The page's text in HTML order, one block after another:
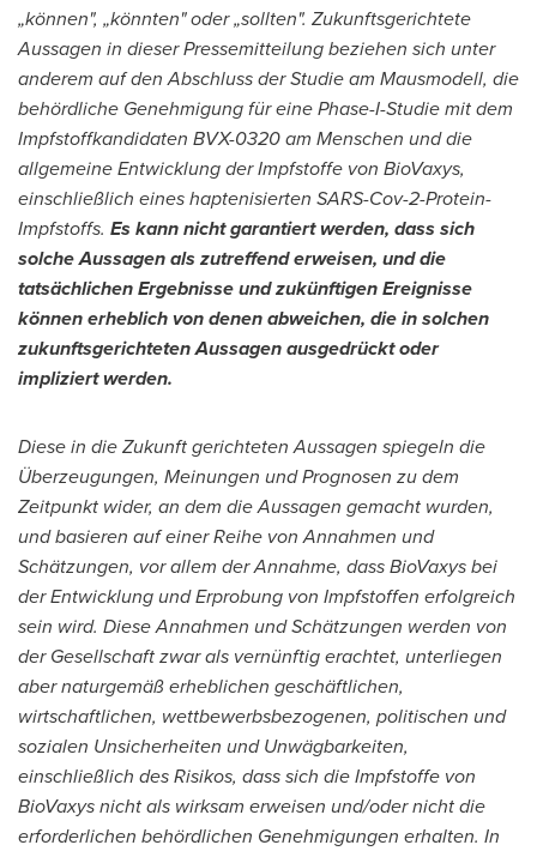
„können", „könnten" oder „sollten". Zukunftsgerichtete
Aussagen in dieser Pressemitteilung beziehen sich unter
anderem auf den Abschluss der Studie am Mausmodell, die
behördliche Genehmigung für eine Phase-I-Studie mit dem
Impfstoffkandidaten BVX-0320 am Menschen und die
allgemeine Entwicklung der Impfstoffe von BioVaxys,
einschließlich eines haptenisierten SARS-Cov-2-Protein-
Impfstoffs. Es kann nicht garantiert werden, dass sich
solche Aussagen als zutreffend erweisen, und die
tatsächlichen Ergebnisse und zukünftigen Ereignisse
können erheblich von denen abweichen, die in solchen
zukunftsgerichteten Aussagen ausgedrückt oder
impliziert werden.
Diese in die Zukunft gerichteten Aussagen spiegeln die
Überzeugungen, Meinungen und Prognosen zu dem
Zeitpunkt wider, an dem die Aussagen gemacht wurden,
und basieren auf einer Reihe von Annahmen und
Schätzungen, vor allem der Annahme, dass BioVaxys bei
der Entwicklung und Erprobung von Impfstoffen erfolgreich
sein wird. Diese Annahmen und Schätzungen werden von
der Gesellschaft zwar als vernünftig erachtet, unterliegen
aber naturgemäß erheblichen geschäftlichen,
wirtschaftlichen, wettbewerbsbezogenen, politischen und
sozialen Unsicherheiten und Unwägbarkeiten,
einschließlich des Risikos, dass sich die Impfstoffe von
BioVaxys nicht als wirksam erweisen und/oder nicht die
erforderlichen behördlichen Genehmigungen erhalten. In